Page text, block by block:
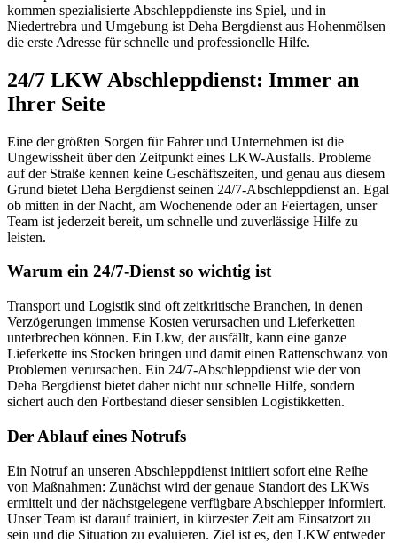
kommen spezialisierte Abschleppdienste ins Spiel, und in
Niedertrebra und Umgebung ist Deha Bergdienst aus Hohenmölsen
die erste Adresse für schnelle und professionelle Hilfe.
24/7 LKW Abschleppdienst: Immer an
Ihrer Seite
Eine der größten Sorgen für Fahrer und Unternehmen ist die
Ungewissheit über den Zeitpunkt eines LKW-Ausfalls. Probleme
auf der Straße kennen keine Geschäftszeiten, und genau aus diesem
Grund bietet Deha Bergdienst seinen 24/7-Abschleppdienst an. Egal
ob mitten in der Nacht, am Wochenende oder an Feiertagen, unser
Team ist jederzeit bereit, um schnelle und zuverlässige Hilfe zu
leisten.
Warum ein 24/7-Dienst so wichtig ist
Transport und Logistik sind oft zeitkritische Branchen, in denen
Verzögerungen immense Kosten verursachen und Lieferketten
unterbrechen können. Ein Lkw, der ausfällt, kann eine ganze
Lieferkette ins Stocken bringen und damit einen Rattenschwanz von
Problemen verursachen. Ein 24/7-Abschleppdienst wie der von
Deha Bergdienst bietet daher nicht nur schnelle Hilfe, sondern
sichert auch den Fortbestand dieser sensiblen Logistikketten.
Der Ablauf eines Notrufs
Ein Notruf an unseren Abschleppdienst initiiert sofort eine Reihe
von Maßnahmen: Zunächst wird der genaue Standort des LKWs
ermittelt und der nächstgelegene verfügbare Abschlepper informiert.
Unser Team ist darauf trainiert, in kürzester Zeit am Einsatzort zu
sein und die Situation zu evaluieren. Ziel ist es, den LKW entweder